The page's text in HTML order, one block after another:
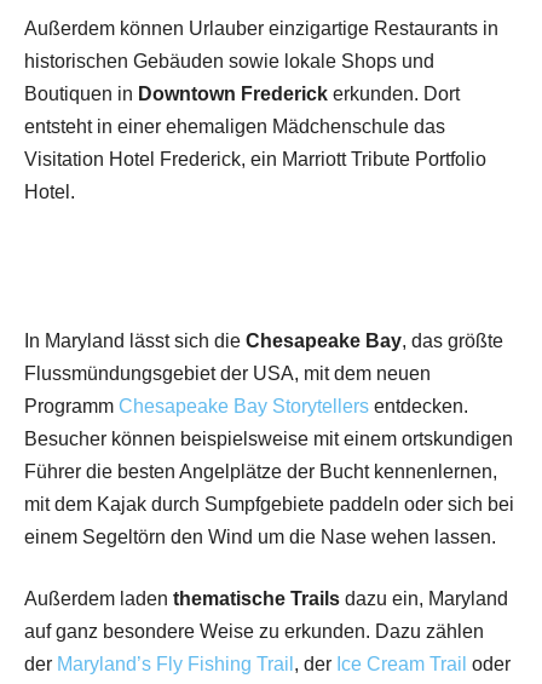
Außerdem können Urlauber einzigartige Restaurants in
historischen Gebäuden sowie lokale Shops und
Boutiquen in Downtown Frederick erkunden. Dort
entsteht in einer ehemaligen Mädchenschule das
Visitation Hotel Frederick, ein Marriott Tribute Portfolio
Hotel.
In Maryland lässt sich die Chesapeake Bay, das größte
Flussmündungsgebiet der USA, mit dem neuen
Programm Chesapeake Bay Storytellers entdecken.
Besucher können beispielsweise mit einem ortskundigen
Führer die besten Angelplätze der Bucht kennenlernen,
mit dem Kajak durch Sumpfgebiete paddeln oder sich bei
einem Segeltörn den Wind um die Nase wehen lassen.
Außerdem laden thematische Trails dazu ein, Maryland
auf ganz besondere Weise zu erkunden. Dazu zählen
der Maryland’s Fly Fishing Trail , der Ice Cream Trail oder